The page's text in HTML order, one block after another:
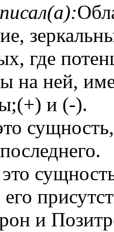
где
на ней,
и (-).
его
и